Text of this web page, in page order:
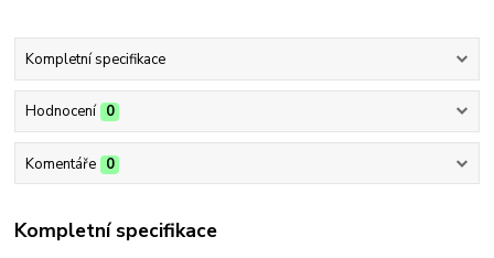
Kompletní specifikace
Hodnocení 0
Komentáře 0
Kompletní specifikace